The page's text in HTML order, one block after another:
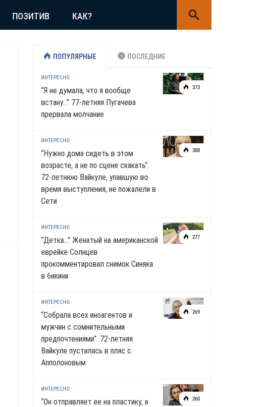
ПОЗИТИВ КАК?
ПОПУЛЯРНЫЕ ПОСЛЕДНИЕ
373
ИНТЕРЕСНО
“Я не думала, что я вообще
встану…” 77-летняя Пугачева
прервала молчание
308
ИНТЕРЕСНО
“Нужно дома сидеть в этом
возрасте, а не по сцене скакать”.
72-летнюю Вайкуле, упавшую во
время выступления, не пожалели в
Сети
277
ИНТЕРЕСНО
“Детка…” Женатый на американской
еврейке Солнцев
прокомментировал снимок Синяка
в 6икини
269
ИНТЕРЕСНО
“Собрала всех иноагентов и
мужчин с сомнительными
предпочтениями”. 72-летняя
Вайкуле пустилась в пляс с
Апполоновым
260
ИНТЕРЕСНО
“Он отправляет ее на пластику, а